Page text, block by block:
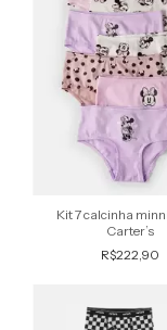
Kit 7 calcinha
Carter’s
R$222,90